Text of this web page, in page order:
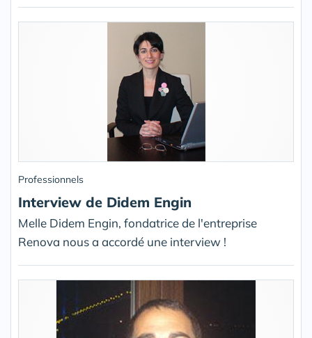
Professionnels
Interview de Didem Engin
Melle Didem Engin, fondatrice de l'entreprise
Renova nous a accordé une interview !